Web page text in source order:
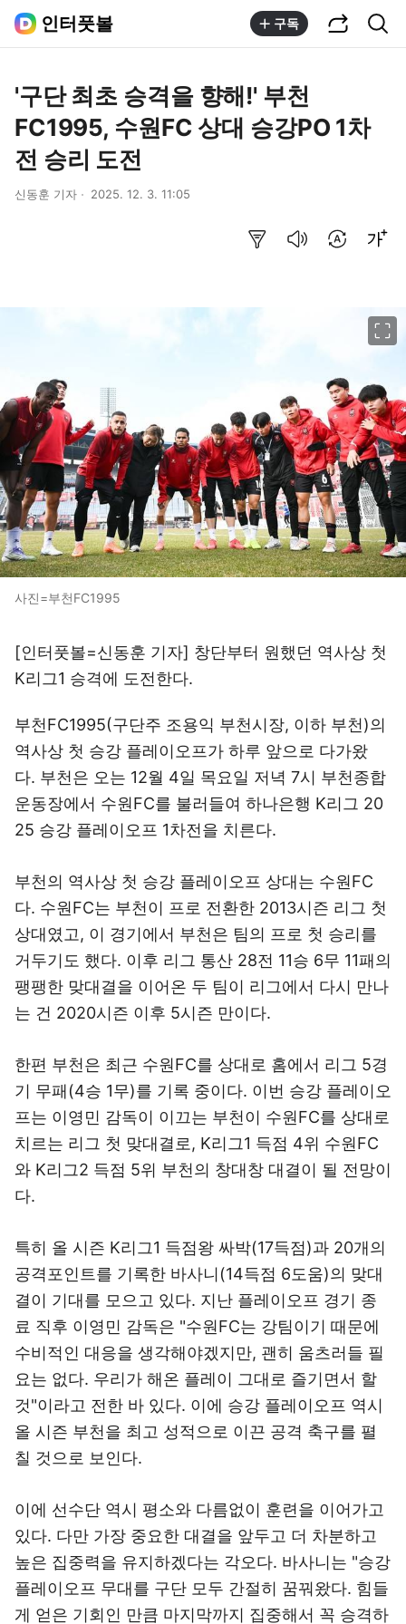
인터풋볼 구독
'구단 최초 승격을 향해!' 부천
FC1995, 수원FC 상대 승강PO 1차
전 승리 도전
신동훈 기자 2025. 12. 3. 11:05
사진=부천FC1995
[인터풋볼=신동훈 기자] 창단부터 원했던 역사상 첫
K리그1 승격에 도전한다.
부천FC1995(구단주 조용익 부천시장, 이하 부천)의
역사상 첫 승강 플레이오프가 하루 앞으로 다가왔
다. 부천은 오는 12월 4일 목요일 저녁 7시 부천종합
운동장에서 수원FC를 불러들여 하나은행 K리그 20
25 승강 플레이오프 1차전을 치른다.
부천의 역사상 첫 승강 플레이오프 상대는 수원FC
다. 수원FC는 부천이 프로 전환한 2013시즌 리그 첫
상대였고, 이 경기에서 부천은 팀의 프로 첫 승리를
거두기도 했다. 이후 리그 통산 28전 11승 6무 11패의
팽팽한 맞대결을 이어온 두 팀이 리그에서 다시 만나
는 건 2020시즌 이후 5시즌 만이다.
한편 부천은 최근 수원FC를 상대로 홈에서 리그 5경
기 무패(4승 1무)를 기록 중이다. 이번 승강 플레이오
프는 이영민 감독이 이끄는 부천이 수원FC를 상대로
치르는 리그 첫 맞대결로, K리그1 득점 4위 수원FC
와 K리그2 득점 5위 부천의 창대창 대결이 될 전망이
다.
특히 올 시즌 K리그1 득점왕 싸박(17득점)과 20개의
공격포인트를 기록한 바사니(14득점 6도움)의 맞대
결이 기대를 모으고 있다. 지난 플레이오프 경기 종
료 직후 이영민 감독은 "수원FC는 강팀이기 때문에
수비적인 대응을 생각해야겠지만, 괜히 움츠러들 필
요는 없다. 우리가 해온 플레이 그대로 즐기면서 할
것"이라고 전한 바 있다. 이에 승강 플레이오프 역시
올 시즌 부천을 최고 성적으로 이끈 공격 축구를 펼
칠 것으로 보인다.
이에 선수단 역시 평소와 다름없이 훈련을 이어가고
있다. 다만 가장 중요한 대결을 앞두고 더 차분하고
높은 집중력을 유지하겠다는 각오다. 바사니는 "승강
플레이오프 무대를 구단 모두 간절히 꿈꿔왔다. 힘들
게 얻은 기회인 만큼 마지막까지 집중해서 꼭 승격하